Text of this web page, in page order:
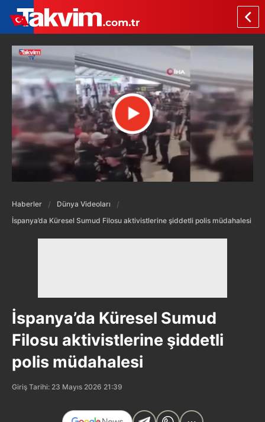
Haberler
Dünya Videoları
İspanya’da Küresel Sumud Filosu aktivistlerine şiddetli polis müdahalesi
İspanya’da Küresel Sumud
Filosu aktivistlerine şiddetli
polis müdahalesi
Giriş Tarihi: 23 Mayıs 2026 21:39